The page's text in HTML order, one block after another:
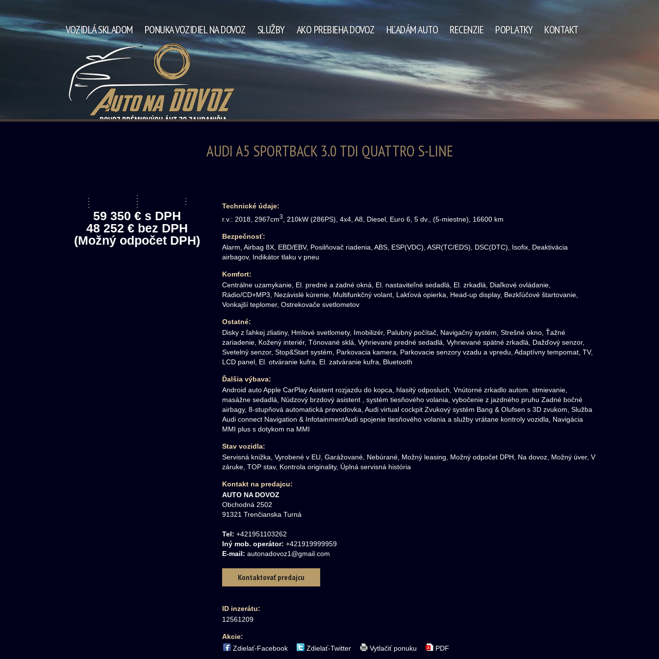
VOZIDLÁ SKLADOM PONUKA VOZIDIEL NA DOVOZ SLUŽBY AKO PREBIEHA DOVOZ HĽADÁM AUTO RECENZIE POPLATKY KONTAKT
AUDI A5 SPORTBACK 3.0 TDI QUATTRO S-LINE
59 350 € s DPH
48 252 € bez DPH
(Možný odpočet DPH)
Technické údaje:
r.v.: 2018, 2967cm3 , 210kW (286PS), 4x4, A8, Diesel, Euro 6, 5 dv., (5-miestne), 16600 km
Bezpečnosť:
Alarm, Airbag 8X, EBD/EBV, Posilňovač riadenia, ABS, ESP(VDC), ASR(TC/EDS), DSC(DTC), Isofix, Deaktivácia
airbagov, Indikátor tlaku v pneu
Komfort:
Centrálne uzamykanie, El. predné a zadné okná, El. nastaviteľné sedadlá, El. zrkadlá, Diaľkové ovládanie,
Rádio/CD+MP3, Nezávislé kúrenie, Multifunkčný volant, Lakťová opierka, Head-up display, Bezkľúčové štartovanie,
Vonkajší teplomer, Ostrekovače svetlometov
Ostatné:
Disky z ľahkej zliatiny, Hmlové svetlomety, Imobilizér, Palubný počítač, Navigačný systém, Strešné okno, Ťažné
zariadenie, Kožený interiér, Tónované sklá, Vyhrievané predné sedadlá, Vyhrievané spätné zrkadlá, Dažďový senzor,
Svetelný senzor, Stop&Start systém, Parkovacia kamera, Parkovacie senzory vzadu a vpredu, Adaptívny tempomat, TV,
LCD panel, El. otváranie kufra, El. zatváranie kufra, Bluetooth
Ďalšia výbava:
Android auto Apple CarPlay Asistent rozjazdu do kopca, hlasitý odposluch, Vnútorné zrkadlo autom. stmievanie,
masážne sedadlá, Núdzový brzdový asistent , systém tiesňového volania, vybočenie z jazdného pruhu Zadné bočné
airbagy, 8-stupňová automatická prevodovka, Audi virtual cockpit Zvukový systém Bang & Olufsen s 3D zvukom, Služba
Audi connect Navigation & InfotainmentAudi spojenie tiesňového volania a služby vrátane kontroly vozidla, Navigácia
MMI plus s dotykom na MMI
Stav vozidla:
Servisná knižka, Vyrobené v EU, Garážované, Nebúrané, Možný leasing, Možný odpočet DPH, Na dovoz, Možný úver, V
záruke, TOP stav, Kontrola originality, Úplná servisná história
Kontakt na predajcu:
AUTO NA DOVOZ
Obchodná 2502
91321 Trenčianska Turná
Tel: +421951103262
Iný mob. operátor: +421919999959
E-mail: autonadovoz1@gmail.com
Kontaktovať predajcu
ID inzerátu:
12561209
Akcie:
Zdielať-Facebook
Zdielať-Twitter Vytlačiť ponuku PDF